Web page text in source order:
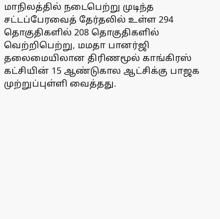
மாநிலத்தில் நடைபெற்று முடிந்த
சட்டப்பேரவைத் தேர்தலில் உள்ள 294
தொகுதிகளில் 208 தொகுதிகளில்
வெற்றிபெற்று, மமதா பானர்ஜி
தலைமையிலான திரிணமூல் காங்கிரஸ்
கட்சியின் 15 ஆண்டுகால ஆட்சிக்கு பாஜக
முற்றுப்புள்ளி வைத்தது.